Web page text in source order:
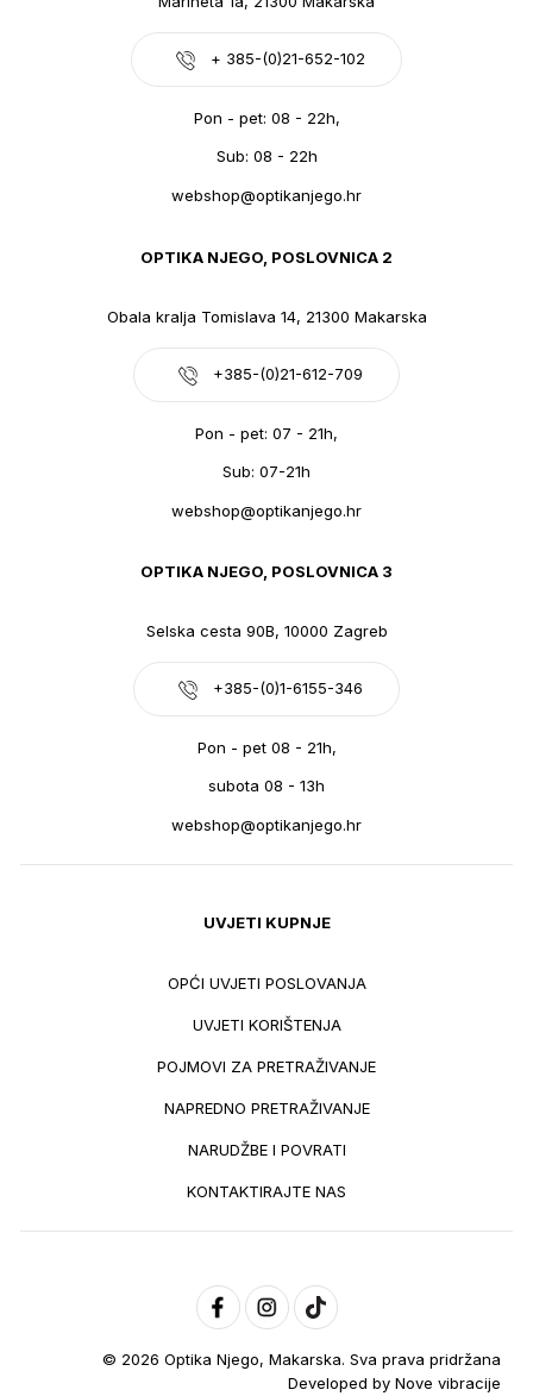
+ 385-(0)21-652-102
Pon - pet: 08 - 22h,
Sub: 08 - 22h
webshop@optikanjego.hr
OPTIKA NJEGO, POSLOVNICA 2
Obala kralja Tomislava 14, 21300 Makarska
+385-(0)21-612-709
Pon - pet: 07 - 21h,
Sub: 07-21h
webshop@optikanjego.hr
OPTIKA NJEGO, POSLOVNICA 3
Selska cesta 90B, 10000 Zagreb
+385-(0)1-6155-346
Pon - pet 08 - 21h,
subota 08 - 13h
webshop@optikanjego.hr
UVJETI KUPNJE
OPĆI UVJETI POSLOVANJA
UVJETI KORIŠTENJA
POJMOVI ZA PRETRAŽIVANJE
NAPREDNO PRETRAŽIVANJE
NARUDŽBE I POVRATI
KONTAKTIRAJTE NAS
© 2026 Optika Njego, Makarska. Sva prava pridržana
Developed byNove vibracije